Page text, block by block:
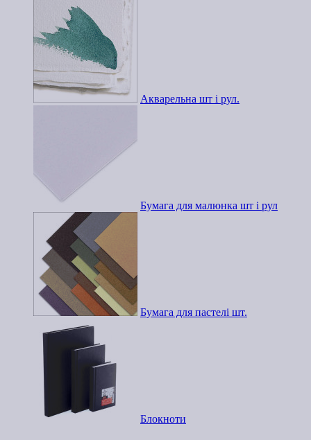
Акварельна шт і рул.
Бумага для малюнка шт і рул
Бумага для пастелі шт.
Блокноти